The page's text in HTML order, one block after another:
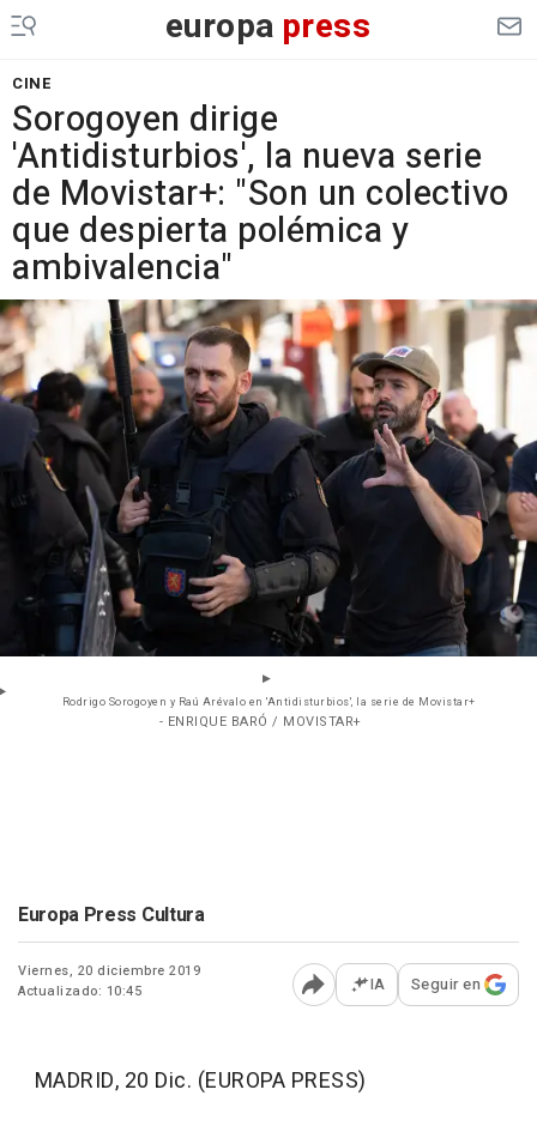
europa press
CINE
Sorogoyen dirige
'Antidisturbios', la nueva serie
de Movistar+: "Son un colectivo
que despierta polémica y
ambivalencia"
Rodrigo Sorogoyen y Raú Arévalo en 'Antidisturbios', la serie de Movistar+
- ENRIQUE BARÓ / MOVISTAR+
Europa Press Cultura
Viernes, 20 diciembre 2019
Actualizado: 10:45
Abrir opciones para
IA Seguir en
MADRID, 20 Dic. (EUROPA PRESS)